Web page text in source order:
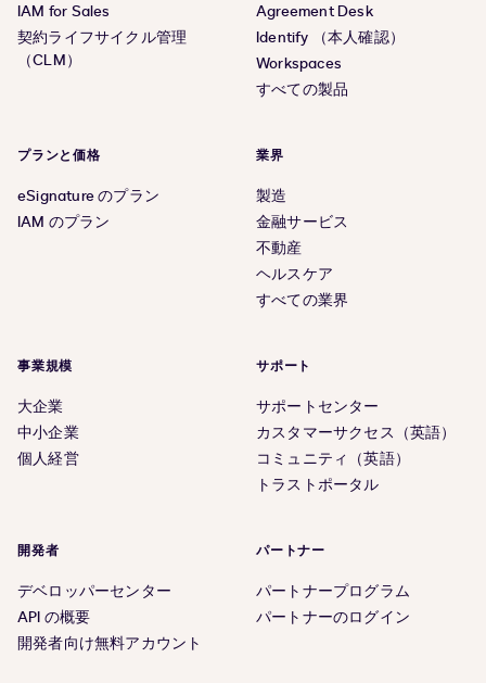
IAM for Sales
契約ライフサイクル管理
（CLM）
Agreement Desk
Identify （本人確認）
Workspaces
すべての製品
プランと価格
eSignature のプラン
IAM のプラン
業界
製造
金融サービス
不動産
ヘルスケア
すべての業界
事業規模
大企業
中小企業
個人経営
サポート
サポートセンター
カスタマーサクセス（英語）
コミュニティ（英語）
トラストポータル
開発者
デベロッパーセンター
API の概要
開発者向け無料アカウント
パートナー
パートナープログラム
パートナーのログイン